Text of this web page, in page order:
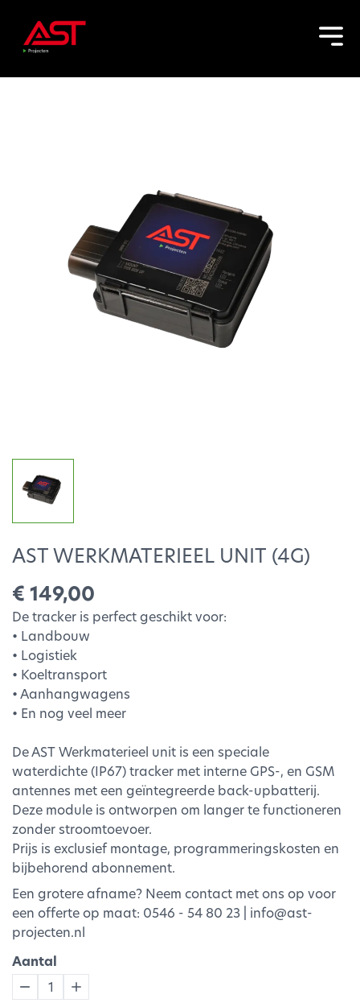
AST WERKMATERIEEL UNIT (4G)
€ 149,00
De tracker is perfect geschikt voor:
• Landbouw
• Logistiek
• Koeltransport
• Aanhangwagens
• En nog veel meer
De AST Werkmaterieel unit is een speciale
waterdichte (IP67) tracker met interne GPS-, en GSM
antennes met een geïntegreerde back-upbatterij.
Deze module is ontworpen om langer te functioneren
zonder stroomtoevoer.
Prijs is exclusief montage, programmeringskosten en
bijbehorend abonnement.
Een grotere afname? Neem contact met ons op voor
een offerte op maat: 0546 - 54 80 23 | info@ast-
projecten.nl
Aantal
1